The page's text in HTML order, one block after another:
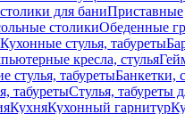
для баниПриставные
столикиОбеденные
Кухонные стулья, табуреты
кресла, стулья
стулья, табуретыБанкетки,
табуретыСтулья, табуреты
КухняКухонный гарнитур